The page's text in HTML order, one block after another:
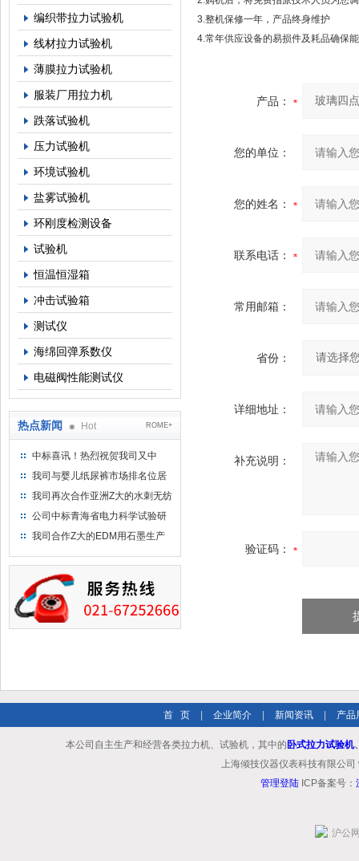
编织带拉力试验机
线材拉力试验机
薄膜拉力试验机
服装厂用拉力机
跌落试验机
压力试验机
环境试验机
盐雾试验机
环刚度检测设备
试验机
恒温恒湿箱
冲击试验箱
测试仪
海绵回弹系数仪
电磁阀性能测试仪
热点新闻 Hot ROME+
中标喜讯！热烈祝贺我司又中
标！
我司与婴儿纸尿裤市场排名位居
名的全日美实业合作成功！
我司再次合作亚洲Z大的水刺无纺
布供应商-南六企业！
公司中标青海省电力科学试验研
究院！
我司合作Z大的EDM用石墨生产
3.整机保修一年，产品终身维护
4.常年供应设备的易损件及耗品确保
产品：
您的单位：
您的姓名：
联系电话：
常用邮箱：
省份：
详细地址：
补充说明：
验证码：
首 页 企业简介 新闻资讯 产品
本公司自主生产和经营各类拉力机、试验机，其中的 卧式拉力试验机
上海倾技仪器仪表科技有限公
管理登陆 ICP备案号：
沪公